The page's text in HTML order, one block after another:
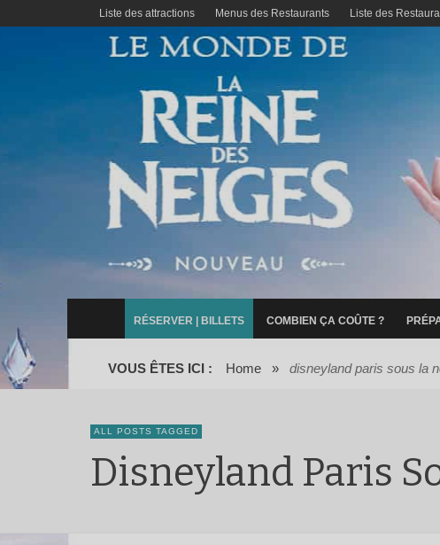
Liste des attractions Menus des Restaurants Liste des
RÉSERVER | BILLETS COMBIEN ÇA COÛTE ?
VOUS ÊTES ICI : Home » disneyland paris sous la
ALL POSTS TAGGED
Disneyland Paris